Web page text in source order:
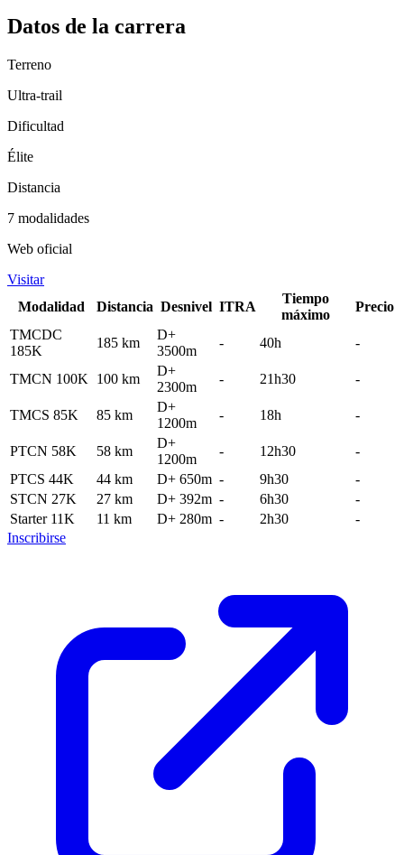
Datos de la carrera
Terreno
Ultra-trail
Dificultad
Élite
Distancia
7 modalidades
Web oficial
Visitar
Modalidad
Distancia Desnivel ITRA
Tiempo
máximo
Precio
TMCDC
185K
185 km
D+
3500m
- 40h -
TMCN 100K 100 km
D+
2300m
- 21h30 -
TMCS 85K 85 km
D+
1200m
- 18h -
PTCN 58K 58 km
D+
1200m
- 12h30
-
PTCS 44K
44 km D+ 650m - 9h30
-
STCN 27K
27 km D+ 392m - 6h30
-
Starter 11K
11 km D+ 280m - 2h30
-
Inscribirse